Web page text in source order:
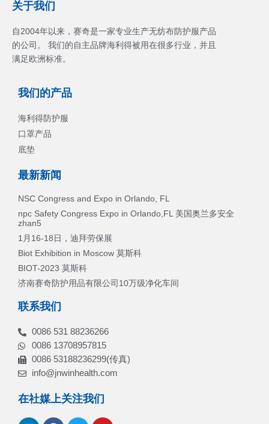
关于我们
自2004年以来，赛奇是一家专业生产无纺布防护服产品
的公司。 我们的自主品牌海利得被用在很多行业，并且
满足欧洲标准。
我们的产品
海利得防护服
口罩产品
底垫
最新新闻
NSC Congress and Expo in Orlando, FL
npc Safety Congress Expo in Orlando,FL 美国奥兰多安全
zhan5
1月16-18日，迪拜劳保展
Biot Exhibition in Moscow 莫斯科
BIOT-2023 莫斯科
济南赛奇防护用品有限公司10万级净化车间
联系我们
0086 531 88236266
0086 13708957815
0086 53188236299(传真)
info@jnwinhealth.com
在社媒上关注我们